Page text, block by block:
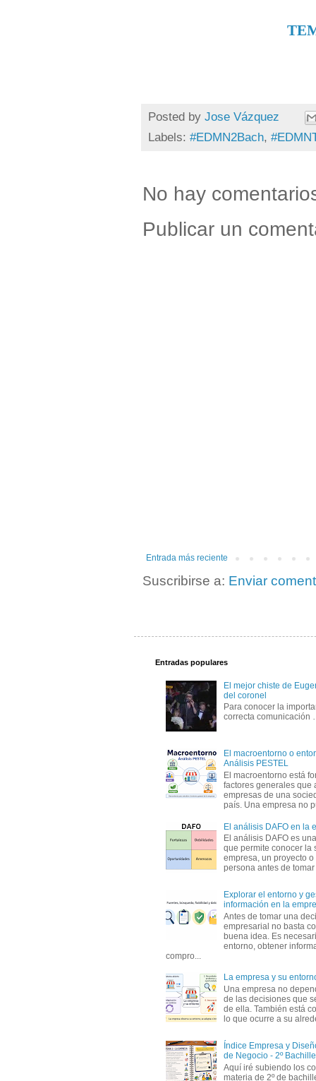
Posted by Jose Vázquez
Labels: #EDMN2Bach,
No hay
Publicar un
Entrada más reciente
Suscribirse a: Enviar
Entradas populares
El mejor chiste de
del coronel
Para conocer la
correcta
El macroentorno o
Análisis PESTEL
El macroentorno está
factores generales que
empresas de una
país. Una empresa no
El análisis DAFO en la
El análisis DAFO es
que permite conocer la
empresa, un proyecto
persona antes de
Explorar el entorno y
información en la
Antes de tomar una
empresarial no basta
buena idea. Es
entorno, obtener
compro...
La empresa y su
Una empresa no
de las decisiones que
de ella. También está
lo que ocurre a su
Índice Empresa y
de Negocio - 2º
Aquí iré subiendo los
materia de 2º de